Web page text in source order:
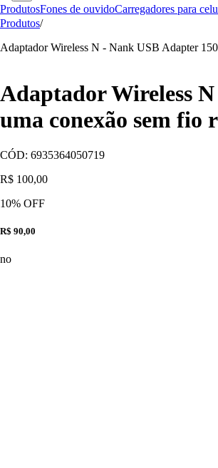
ProdutosFones de ouvidoCarregadores para
Produtos/
Adaptador Wireless N - Nank USB Adapter
Adaptador Wireless
uma conexão sem fio
CÓD: 6935364050719
R$ 100,00
10% OFF
R$ 90,00
no